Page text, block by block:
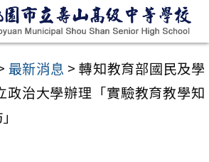
最新消息 > 轉知教育部國民及學
政治大學辦理「實驗教育教學知